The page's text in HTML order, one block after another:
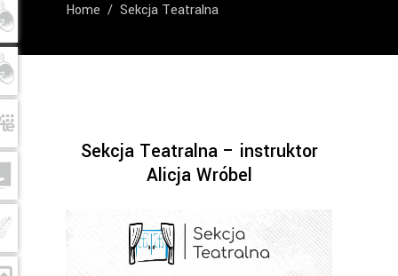
Home / Sekcja Teatralna
Sekcja Teatralna – instruktor
Alicja Wróbel